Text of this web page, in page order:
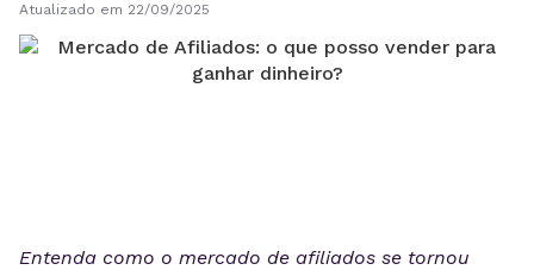
Atualizado em 22/09/2025
Entenda como o mercado de afiliados se tornou